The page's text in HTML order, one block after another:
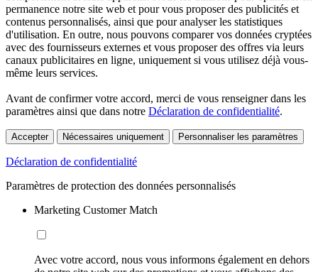
permanence notre site web et pour vous proposer des publicités et
contenus personnalisés, ainsi que pour analyser les statistiques
d'utilisation. En outre, nous pouvons comparer vos données cryptées
avec des fournisseurs externes et vous proposer des offres via leurs
canaux publicitaires en ligne, uniquement si vous utilisez déjà vous-
même leurs services.
Avant de confirmer votre accord, merci de vous renseigner dans les
paramètres ainsi que dans notre Déclaration de confidentialité.
Accepter Nécessaires uniquement Personnaliser les paramètres
Déclaration de confidentialité
Paramètres de protection des données personnalisés
Marketing Customer Match
Avec votre accord, nous vous informons également en dehors